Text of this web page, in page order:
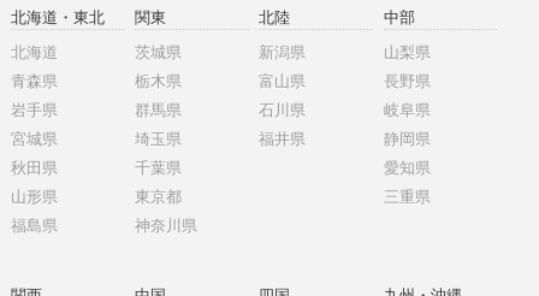
北海道・東北
北海道
青森県
岩手県
宮城県
秋田県
山形県
福島県
関東
茨城県
栃木県
群馬県
埼玉県
千葉県
東京都
神奈川県
北陸
新潟県
富山県
石川県
福井県
中部
山梨県
長野県
岐阜県
静岡県
愛知県
三重県